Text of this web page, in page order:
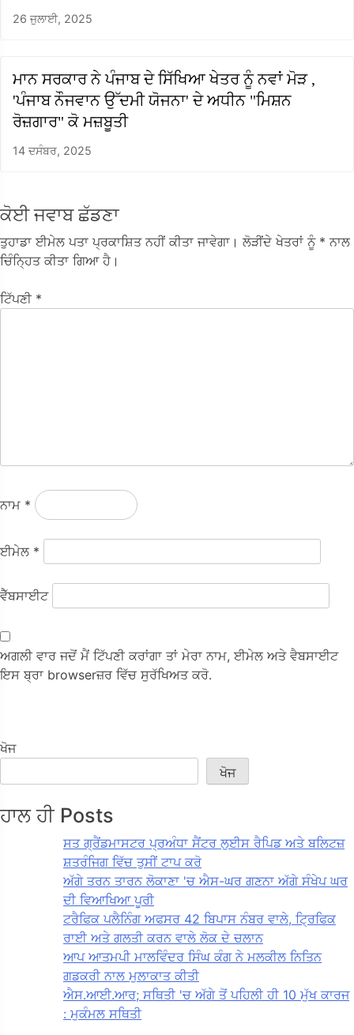
26 ਜੁਲਾਈ, 2025
ਮਾਨ ਸਰਕਾਰ ਨੇ ਪੰਜਾਬ ਦੇ ਸਿੱਖਿਆ ਖੇਤਰ ਨੂੰ ਨਵਾਂ ਮੋੜ ,
'ਪੰਜਾਬ ਨੌਜਵਾਨ ਉੱਦਮੀ ਯੋਜਨਾ' ਦੇ ਅਧੀਨ "ਮਿਸ਼ਨ
ਰੋਜ਼ਗਾਰ" ਕੋ ਮਜ਼ਬੂਤੀ
14 ਦਸੰਬਰ, 2025
ਕੋਈ ਜਵਾਬ ਛੱਡਣਾ
ਤੁਹਾਡਾ ਈਮੇਲ ਪਤਾ ਪ੍ਰਕਾਸ਼ਿਤ ਨਹੀਂ ਕੀਤਾ ਜਾਵੇਗਾ। ਲੋੜੀਂਦੇ ਖੇਤਰਾਂ ਨੂੰ * ਨਾਲ
ਚਿੰਨ੍ਹਿਤ ਕੀਤਾ ਗਿਆ ਹੈ।
ਟਿੱਪਣੀ *
ਨਾਮ *
ਈਮੇਲ *
ਵੈੱਬਸਾਈਟ
ਅਗਲੀ ਵਾਰ ਜਦੋਂ ਮੈਂ ਟਿੱਪਣੀ ਕਰਾਂਗਾ ਤਾਂ ਮੇਰਾ ਨਾਮ, ਈਮੇਲ ਅਤੇ ਵੈਬਸਾਈਟ
ਇਸ ਬ੍ਰਾ browserਜ਼ਰ ਵਿੱਚ ਸੁਰੱਖਿਅਤ ਕਰੋ.
ਖੋਜ
ਖੋਜ
ਹਾਲ ਹੀ Posts
ਸਤ ਗ੍ਰੈਂਡਮਾਸਟਰ ਪ੍ਰਅੰਧਾ ਸੈਂਟਰ ਲੁਈਸ ਰੈਪਿਡ ਅਤੇ ਬਲਿਟਜ਼
ਸ਼ਤਰੰਜਿਗ ਵਿੱਚ ਤੁਸੀਂ ਟਾਪ ਕਰੋ
ਅੱਗੇ ਤਰਨ ਤਾਰਨ ਲੋਕਾਣਾ 'ਚ ਐਸ-ਘਰ ਗਣਨਾ ਅੱਗੇ ਸੰਖੇਪ ਘਰ
ਦੀ ਵਿਆਖਿਆ ਪੂਰੀ
ਟਰੈਫਿਕ ਪਲੈਨਿੰਗ ਅਫਸਰ 42 ਬਿਪਾਸ ਨੰਬਰ ਵਾਲੇ, ਟ੍ਰਿਫਿਕ
ਰਾਈ ਅਤੇ ਗਲਤੀ ਕਰਨ ਵਾਲੇ ਲੋਕ ਦੇ ਚਲਾਨ
ਆਪ ਆਤਮਪੀ ਮਾਲਵਿੰਦਰ ਸਿੰਘ ਕੰਗ ਨੇ ਮਲਕੀਲ ਨਿਤਿਨ
ਗਡਕਰੀ ਨਾਲ ਮੁਲਾਕਾਤ ਕੀਤੀ
ਐਸ.ਆਈ.ਆਰ; ਸਥਿਤੀ 'ਚ ਅੱਗੇ ਤੋਂ ਪਹਿਲੀ ਹੀ 10 ਮੁੱਖ ਕਾਰਜ
: ਮੁਕੰਮਲ ਸਥਿਤੀ